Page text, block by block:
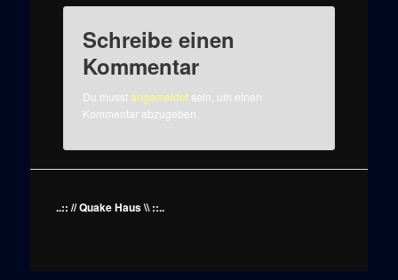
Schreibe einen
Kommentar
Du musstangemeldetsein, um einen
Kommentar abzugeben.
..:: // Quake Haus \\ ::..